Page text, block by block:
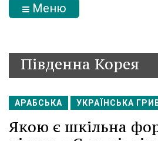
Меню
Південна Корея
АРАБСЬКА УКРАЇНСЬКА
Якою є шкільна